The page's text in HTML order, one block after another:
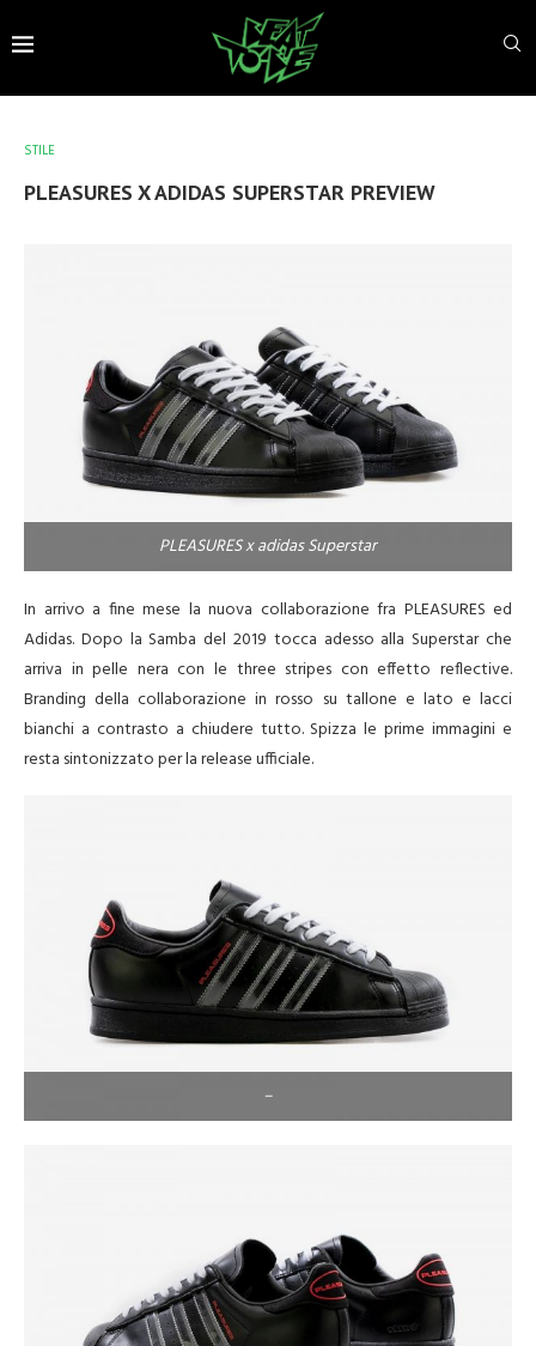
STILE
PLEASURES X ADIDAS SUPERSTAR PREVIEW
PLEASURES x adidas Superstar
In arrivo a fine mese la nuova collaborazione fra PLEASURES ed
Adidas. Dopo la Samba del 2019 tocca adesso alla Superstar che
arriva in pelle nera con le three stripes con effetto reflective.
Branding della collaborazione in rosso su tallone e lato e lacci
bianchi a contrasto a chiudere tutto. Spizza le prime immagini e
resta sintonizzato per la release ufficiale.
–